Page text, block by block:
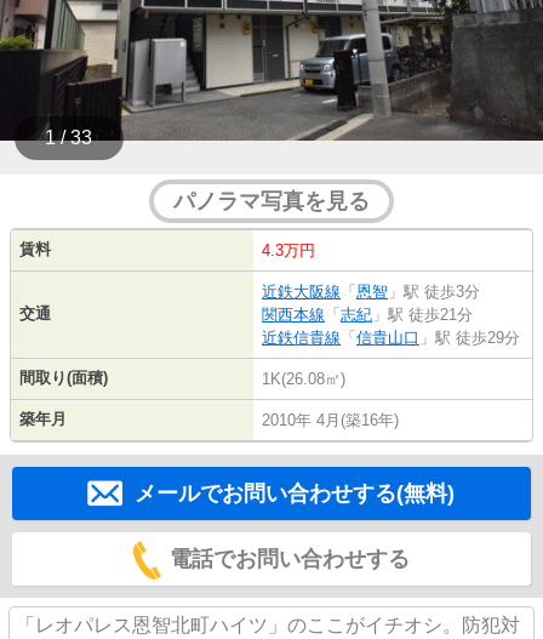
1 / 33
パノラマ写真を見る
賃料 4.3万円
交通
近鉄大阪線 「 恩智 」駅 徒歩3分
関西本線 「 志紀 」駅 徒歩21分
近鉄信貴線 「 信貴山口 」駅 徒歩29分
間取り(面積) 1K(26.08㎡)
築年月 2010年 4月(築16年)
メールでお問い合わせする(無料)
電話でお問い合わせする
「レオパレス恩智北町ハイツ」のここがイチオシ。防犯対